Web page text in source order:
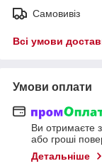
Самовивіз
Всі умови
Умови оплати
Ви отримаєте
або гроші
Детальніше